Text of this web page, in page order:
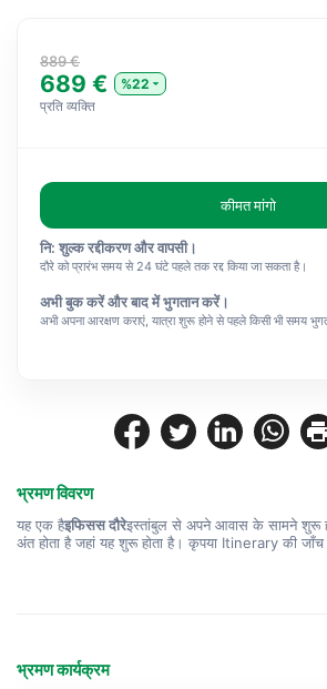
भ्रमण विवरण
यह एक हैइफिसस दौरेइस्तांबुल से अपने आवास के सामने शुरू
अंत होता है जहां यह शुरू होता है। कृपया Itinerary की
भ्रमण कार्यक्रम
889 €
689 €
%22
प्रति व्यक्ति
कीमत मांगो
नि: शुल्क रद्दीकरण और वापसी।
दौरे को प्रारंभ समय से 24 घंटे पहले तक रद्द किया जा सकता है।
अभी बुक करें और बाद में भुगतान करें।
अभी अपना आरक्षण कराएं, यात्रा शुरू होने से पहले किसी भी समय